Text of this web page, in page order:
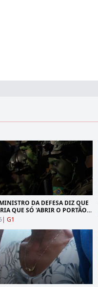
DA DEFESA DIZ QUE
QUE SÓ 'ABRIR O PORTÃO'
CASO DE ATAQUE (MESMO
DE 13% NOS GASTOS
| G1